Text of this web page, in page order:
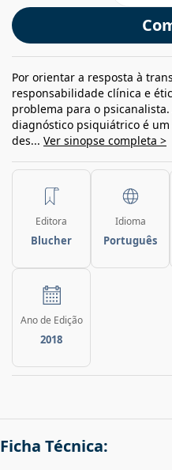
Por orientar a resposta à
responsabilidade clínica e
problema para o
diagnóstico psiquiátrico é
des... Ver sinopse completa >
Editora
Blucher
Idioma
Português
Ano de Edição
2018
Ficha Técnica: